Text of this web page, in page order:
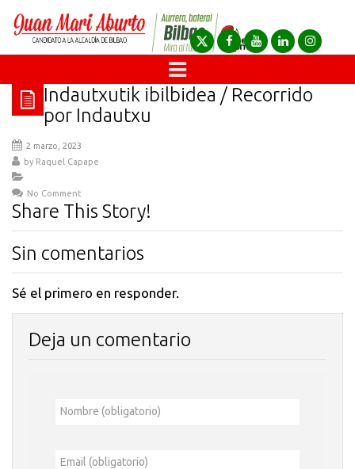
Indautxutik ibilbidea / Recorrido
por Indautxu
2 marzo, 2023
by Raquel Capape
No Comment
Share This Story!
Sin comentarios
Sé el primero en responder.
Deja un comentario
Nombre (obligatorio)
Email (obligatorio)